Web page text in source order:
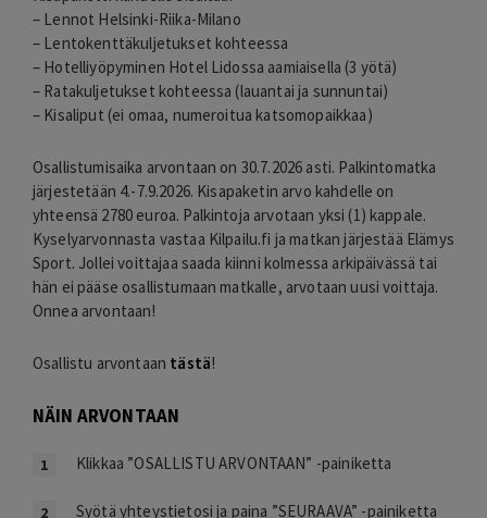
– Lennot Helsinki-Riika-Milano
– Lentokenttäkuljetukset kohteessa
– Hotelliyöpyminen Hotel Lidossa aamiaisella (3 yötä)
– Ratakuljetukset kohteessa (lauantai ja sunnuntai)
– Kisaliput (ei omaa, numeroitua katsomopaikkaa)
Osallistumisaika arvontaan on 30.7.2026 asti. Palkintomatka
järjestetään 4.-7.9.2026. Kisapaketin arvo kahdelle on
yhteensä 2780 euroa. Palkintoja arvotaan yksi (1) kappale.
Kyselyarvonnasta vastaa Kilpailu.fi ja matkan järjestää Elämys
Sport. Jollei voittajaa saada kiinni kolmessa arkipäivässä tai
hän ei pääse osallistumaan matkalle, arvotaan uusi voittaja.
Onnea arvontaan!
Osallistu arvontaan tästä!
NÄIN ARVONTAAN
Klikkaa ”OSALLISTU ARVONTAAN” -painiketta
Syötä yhteystietosi ja paina ”SEURAAVA” -painiketta